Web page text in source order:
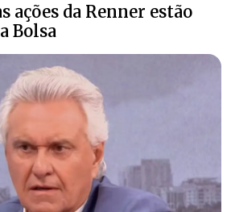
ações da Renner estão
Bolsa